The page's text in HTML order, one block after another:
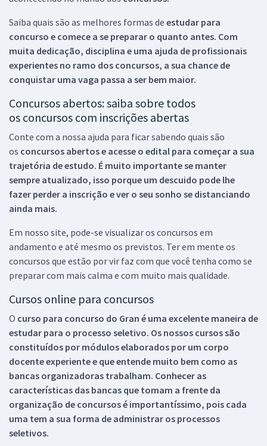
Saiba quais são as melhores formas de estudar para
concurso e comece a se preparar o quanto antes. Com
muita dedicação, disciplina e uma ajuda de profissionais
experientes no ramo dos concursos, a sua chance de
conquistar uma vaga passa a ser bem maior.
Concursos abertos: saiba sobre todos
os concursos com inscrições abertas
Conte com a nossa ajuda para ficar sabendo quais são
os concursos abertos e acesse o edital para começar a sua
trajetória de estudo. É muito importante se manter
sempre atualizado, isso porque um descuido pode lhe
fazer perder a inscrição e ver o seu sonho se distanciando
ainda mais.
Em nosso site, pode-se visualizar os concursos em
andamento e até mesmo os previstos. Ter em mente os
concursos que estão por vir faz com que você tenha como se
preparar com mais calma e com muito mais qualidade.
Cursos online para concursos
O curso para concurso do Gran é uma excelente maneira de
estudar para o processo seletivo. Os nossos cursos são
constituídos por módulos elaborados por um corpo
docente experiente e que entende muito bem como as
bancas organizadoras trabalham. Conhecer as
características das bancas que tomam a frente da
organização de concursos é importantíssimo, pois cada
uma tem a sua forma de administrar os processos
seletivos.